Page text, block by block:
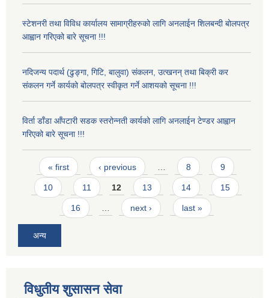
स्टेशनरी तथा विविध कार्यालय सामाग्रीहरुको लागि अनलाईन शिलबन्दी बोलपत्र
आह्वान गरिएको बारे सूचना !!!
नदिजन्य पदार्थ (ढुङ्गा, गिटि, बालुवा) संकलन, उत्खनन् तथा बिक्री कर
संकलन गर्ने कार्यको बोलपत्र स्वीकृत गर्ने आशयको सूचना !!!
विर्ता डाँडा आँपटारी सडक स्तरोन्नती कार्यको लागि अनलाईन टेण्डर आह्वान
गरिएको बारे सूचना !!!
Pages
« first ‹ previous 8 9
10 11 12 13 14 15
16 next › last »
अन्य
विधुतीय शुसासन सेवा